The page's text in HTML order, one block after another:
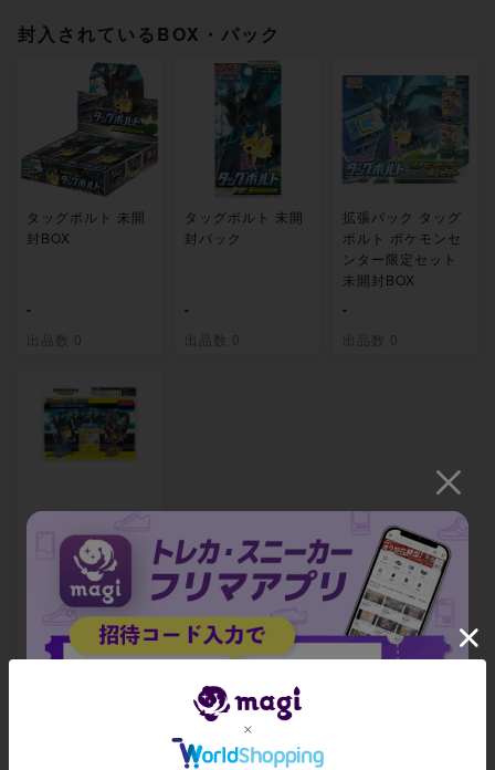
封入されているBOX・パック
タッグボルト 未開
封BOX
-
出品数 0
タッグボルト 未開
封パック
-
出品数 0
拡張パック タッグ
ボルト ポケモンセ
ンター限定セット
未開封BOX
-
出品数 0
拡張パック「タッ
グボルト」発売記
念 イオン限定スペ
シャルパック 未開